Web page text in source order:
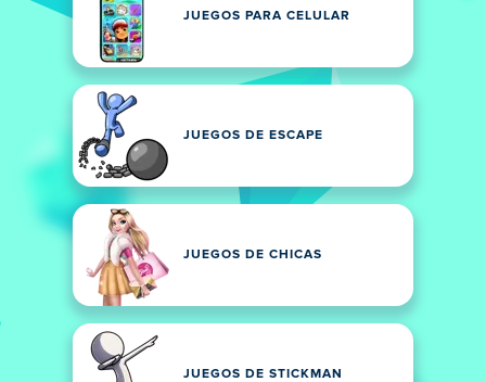
JUEGOS PARA CELULAR
JUEGOS DE ESCAPE
JUEGOS DE CHICAS
JUEGOS DE STICKMAN